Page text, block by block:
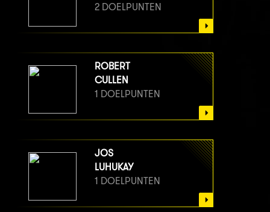
2 DOELPUNTEN
ROBERT
CULLEN
1 DOELPUNTEN
JOS
LUHUKAY
1 DOELPUNTEN